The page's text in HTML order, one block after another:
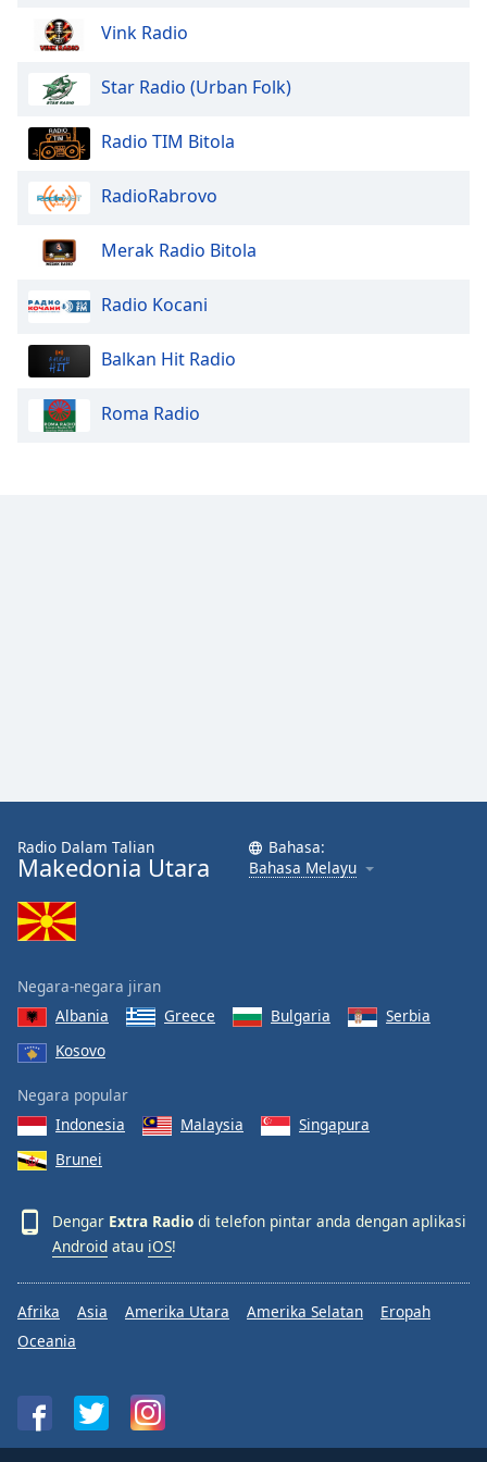
dialog
window.
Escape
cancel
and
Color
Opacity
Font
Text
Edge
Style
Font
Family
Done
Close
Modal
Dialog
dialog
window.
Vink Radio
Star Radio (Urban Folk)
Radio TIM Bitola
RadioRabrovo
Merak Radio Bitola
Radio Kocani
Balkan Hit Radio
Roma Radio
Radio Dalam Talian
Makedonia Utara
Bahasa:
Bahasa Melayu
Negara-negara jiran
Albania
Greece Bulgaria
Serbia
Kosovo
Negara popular
Indonesia
Malaysia
Singapura
Brunei
Dengar Extra Radio di telefon pintar anda dengan aplikasi
Android atau iOS!
Afrika Asia Amerika Utara Amerika Selatan
Eropah
Oceania